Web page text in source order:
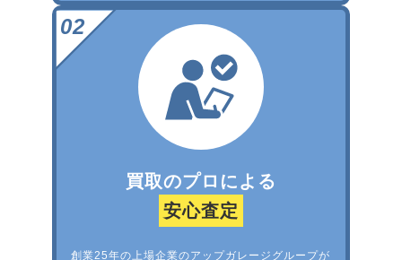
買取のプロによる
安心査定
創業25年の上場企業のアップガレージグループが